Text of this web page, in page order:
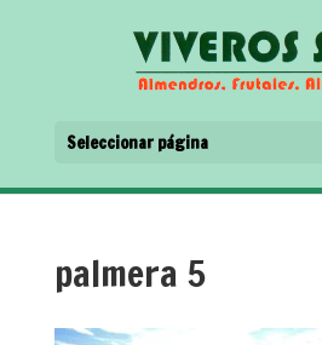
Seleccionar página
palmera 5